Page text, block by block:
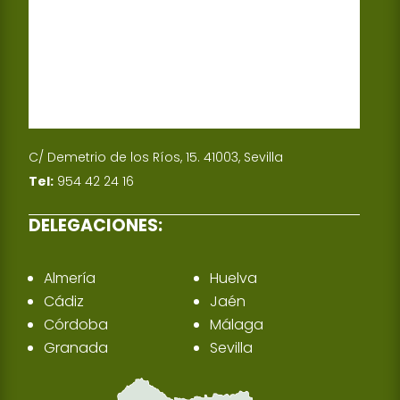
C/ Demetrio de los Ríos, 15. 41003, Sevilla
Tel: 954 42 24 16
DELEGACIONES:
Almería
Cádiz
Córdoba
Granada
Huelva
Jaén
Málaga
Sevilla